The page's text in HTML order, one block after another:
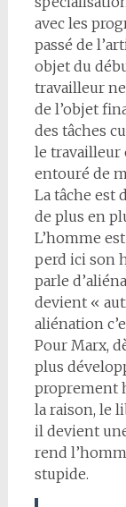
avec les
passé de
objet du
travailleur
de l’objet
des tâches
le travailleur
entouré de
La tâche est
de plus en
L’homme
perd ici son
parle
devient «
aliénation
Pour Marx,
plus
proprement
la raison, le
il devient
rend
stupide.